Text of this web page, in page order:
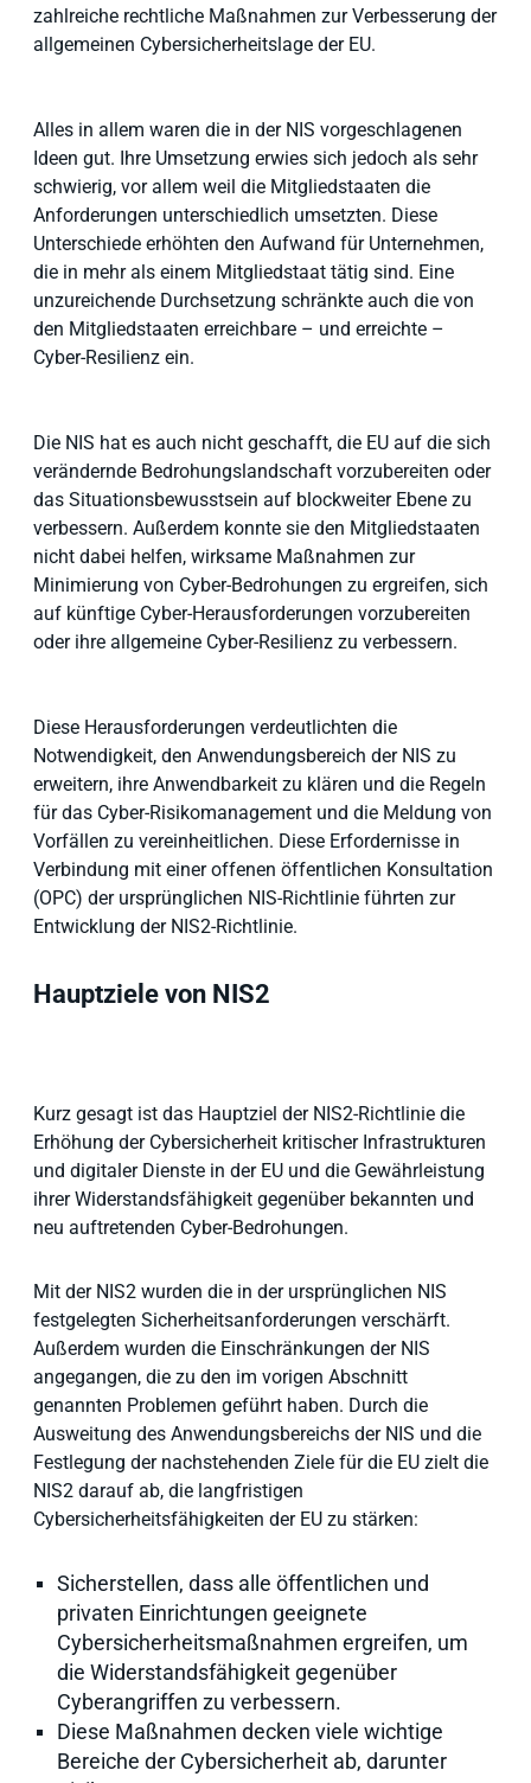
zahlreiche rechtliche Maßnahmen zur Verbesserung der
allgemeinen Cybersicherheitslage der EU.
Alles in allem waren die in der NIS vorgeschlagenen
Ideen gut. Ihre Umsetzung erwies sich jedoch als sehr
schwierig, vor allem weil die Mitgliedstaaten die
Anforderungen unterschiedlich umsetzten. Diese
Unterschiede erhöhten den Aufwand für Unternehmen,
die in mehr als einem Mitgliedstaat tätig sind. Eine
unzureichende Durchsetzung schränkte auch die von
den Mitgliedstaaten erreichbare – und erreichte –
Cyber-Resilienz ein.
Die NIS hat es auch nicht geschafft, die EU auf die sich
verändernde Bedrohungslandschaft vorzubereiten oder
das Situationsbewusstsein auf blockweiter Ebene zu
verbessern. Außerdem konnte sie den Mitgliedstaaten
nicht dabei helfen, wirksame Maßnahmen zur
Minimierung von Cyber-Bedrohungen zu ergreifen, sich
auf künftige Cyber-Herausforderungen vorzubereiten
oder ihre allgemeine Cyber-Resilienz zu verbessern.
Diese Herausforderungen verdeutlichten die
Notwendigkeit, den Anwendungsbereich der NIS zu
erweitern, ihre Anwendbarkeit zu klären und die Regeln
für das Cyber-Risikomanagement und die Meldung von
Vorfällen zu vereinheitlichen. Diese Erfordernisse in
Verbindung mit einer offenen öffentlichen Konsultation
(OPC) der ursprünglichen NIS-Richtlinie führten zur
Entwicklung der NIS2-Richtlinie.
Hauptziele von NIS2
Kurz gesagt ist das Hauptziel der NIS2-Richtlinie die
Erhöhung der Cybersicherheit kritischer Infrastrukturen
und digitaler Dienste in der EU und die Gewährleistung
ihrer Widerstandsfähigkeit gegenüber bekannten und
neu auftretenden Cyber-Bedrohungen.
Mit der NIS2 wurden die in der ursprünglichen NIS
festgelegten Sicherheitsanforderungen verschärft.
Außerdem wurden die Einschränkungen der NIS
angegangen, die zu den im vorigen Abschnitt
genannten Problemen geführt haben. Durch die
Ausweitung des Anwendungsbereichs der NIS und die
Festlegung der nachstehenden Ziele für die EU zielt die
NIS2 darauf ab, die langfristigen
Cybersicherheitsfähigkeiten der EU zu stärken:
Sicherstellen, dass alle öffentlichen und
privaten Einrichtungen geeignete
Cybersicherheitsmaßnahmen ergreifen, um
die Widerstandsfähigkeit gegenüber
Cyberangriffen zu verbessern.
Diese Maßnahmen decken viele wichtige
Bereiche der Cybersicherheit ab, darunter